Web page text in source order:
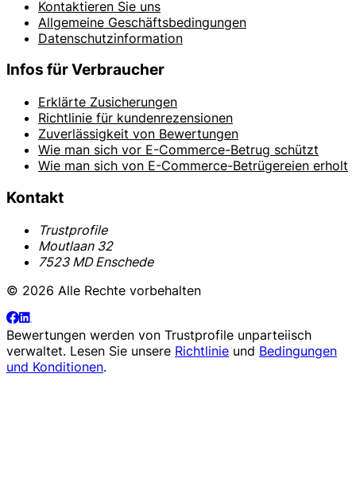
Kontaktieren Sie uns
Allgemeine Geschäftsbedingungen
Datenschutzinformation
Infos für Verbraucher
Erklärte Zusicherungen
Richtlinie für kundenrezensionen
Zuverlässigkeit von Bewertungen
Wie man sich vor E-Commerce-Betrug schützt
Wie man sich von E-Commerce-Betrügereien erholt
Kontakt
Trustprofile
Moutlaan 32
7523 MD Enschede
© 2026 Alle Rechte vorbehalten
Bewertungen werden von Trustprofile unparteiisch
verwaltet. Lesen Sie unsere Richtlinie und Bedingungen
und Konditionen.